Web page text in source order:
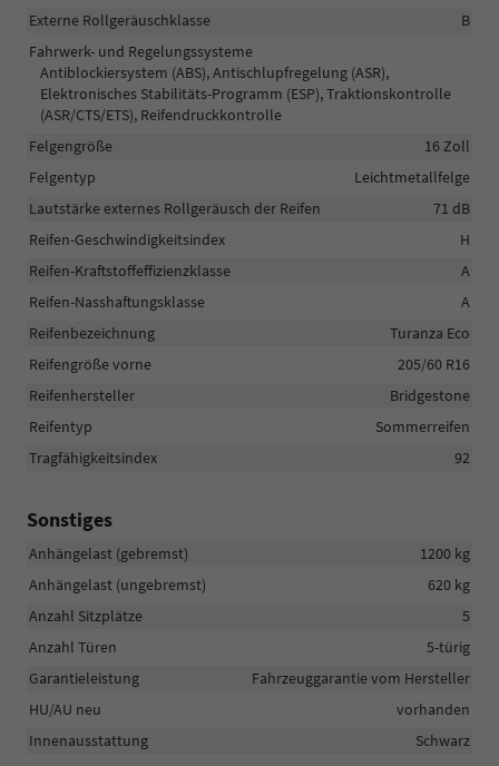
Externe Rollgeräuschklasse
B
Fahrwerk- und Regelungssysteme
Antiblockiersystem (ABS), Antischlupfregelung (ASR),
Elektronisches Stabilitäts-Programm (ESP), Traktionskontrolle
(ASR/CTS/ETS), Reifendruckkontrolle
Felgengröße
16 Zoll
Felgentyp
Leichtmetallfelge
Lautstärke externes Rollgeräusch der Reifen
71 dB
Reifen-Geschwindigkeitsindex
H
Reifen-Kraftstoffeffizienzklasse
A
Reifen-Nasshaftungsklasse
A
Reifenbezeichnung
Turanza Eco
Reifengröße vorne
205/60 R16
Reifenhersteller
Bridgestone
Reifentyp
Sommerreifen
Tragfähigkeitsindex
92
Sonstiges
Anhängelast (gebremst)
1200 kg
Anhängelast (ungebremst)
620 kg
Anzahl Sitzplätze
5
Anzahl Türen
5-türig
Garantieleistung
Fahrzeuggarantie vom Hersteller
HU/AU neu
vorhanden
Innenausstattung
Schwarz